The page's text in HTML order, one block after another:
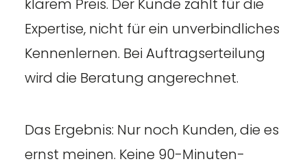
klarem Preis. Der Kunde zahlt für die
Expertise, nicht für ein unverbindliches
Kennenlernen. Bei Auftragserteilung
wird die Beratung angerechnet.
Das Ergebnis: Nur noch Kunden, die es
ernst meinen. Keine 90-Minuten-